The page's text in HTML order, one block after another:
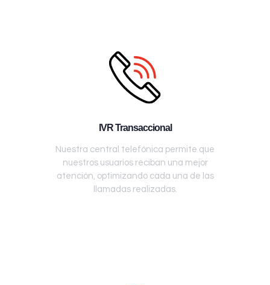
IVR Transaccional
Nuestra central telefónica permite que
nuestros usuarios reciban una mejor
atención, optimizando cada una de las
llamadas realizadas.